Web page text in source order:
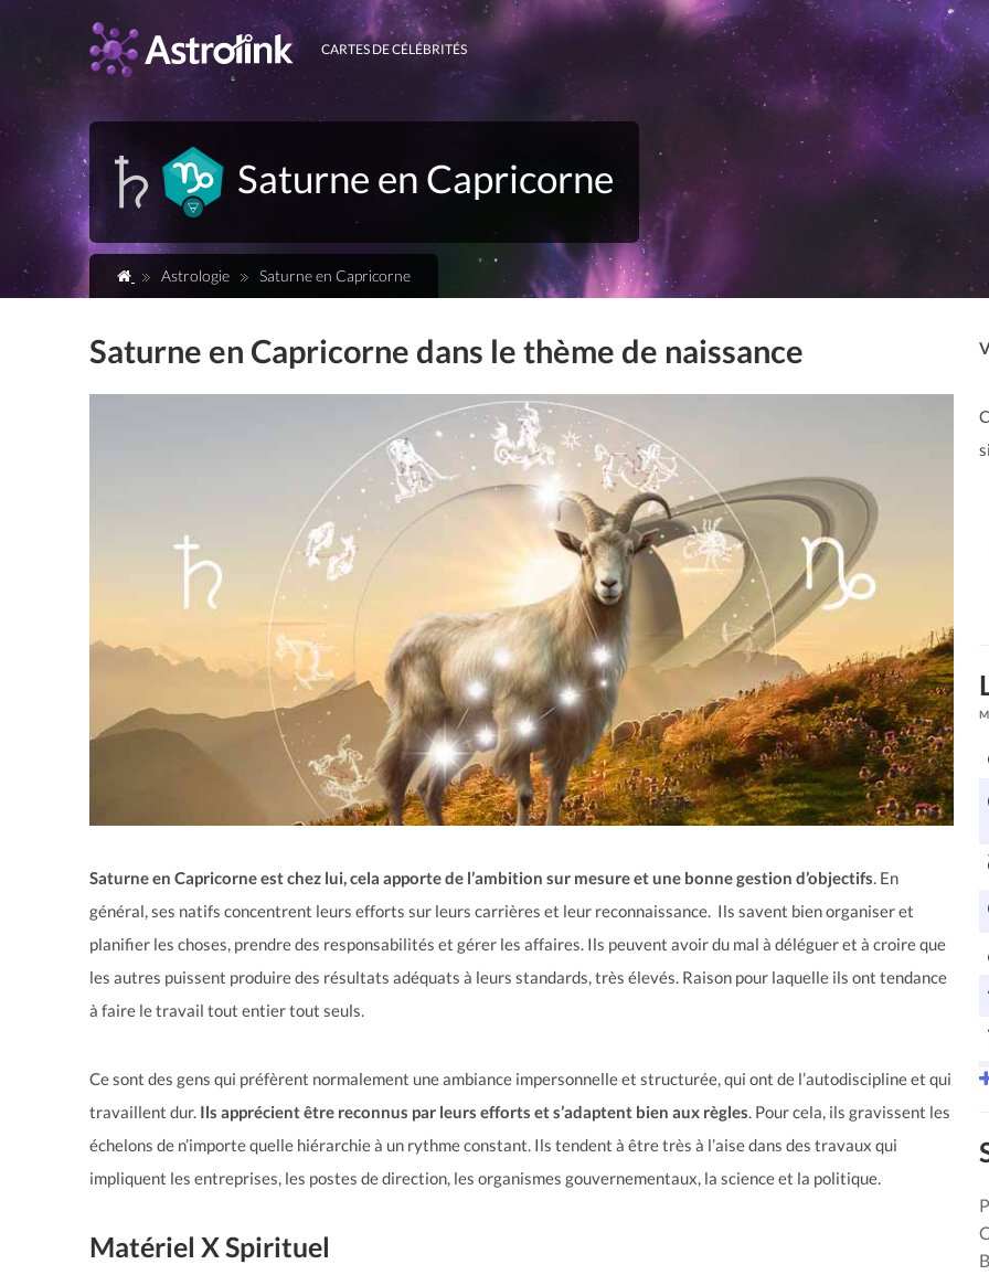
CARTES DE CÉLÉBRITÉS
Saturne en Capricorne
Astrologie Saturne en Capricorne
Saturne en Capricorne dans le thème de naissance
Saturne en Capricorne est chez lui, cela apporte de l’ambition sur mesure et une bonne gestion d’objectifs. En
général, ses natifs concentrent leurs efforts sur leurs carrières et leur reconnaissance. Ils savent bien organiser et
planifier les choses, prendre des responsabilités et gérer les affaires. Ils peuvent avoir du mal à déléguer et à croire que
les autres puissent produire des résultats adéquats à leurs standards, très élevés. Raison pour laquelle ils ont tendance
à faire le travail tout entier tout seuls.
Ce sont des gens qui préfèrent normalement une ambiance impersonnelle et structurée, qui ont de l’autodiscipline et qui
travaillent dur. Ils apprécient être reconnus par leurs efforts et s’adaptent bien aux règles. Pour cela, ils gravissent les
échelons de n’importe quelle hiérarchie à un rythme constant. Ils tendent à être très à l’aise dans des travaux qui
impliquent les entreprises, les postes de direction, les organismes gouvernementaux, la science et la politique.
Matériel X Spirituel